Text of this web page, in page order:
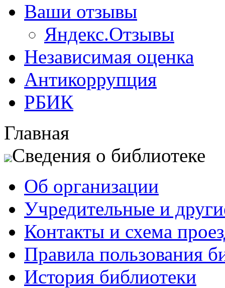
Ваши отзывы
Яндекс.Отзывы
Независимая оценка
Антикоррупция
РБИК
Главная
Сведения о библиотеке
Об организации
Учредительные и
Контакты и схема
Правила пользования
История библиотеки